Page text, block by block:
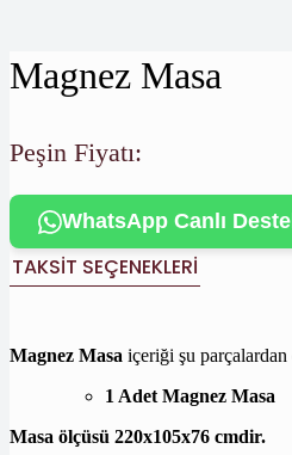
Magnez Masa
Peşin Fiyatı:
WhatsApp Canlı
TAKSIT SEÇENEKLERI
Magnez Masa içeriği şu parçalardan
1 Adet Magnez Masa
Masa ölçüsü 220x105x76 cmdir.